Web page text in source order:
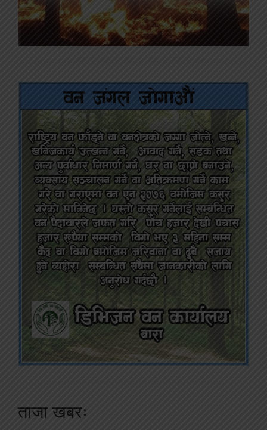
ताजा खबरः